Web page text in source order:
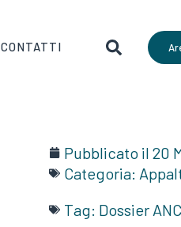
CONTATTI
Pubblicato il 20
Categoria:
Tag: Dossier